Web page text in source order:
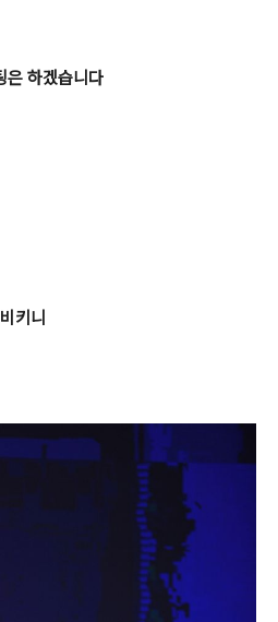
은 하겠습니다
키니